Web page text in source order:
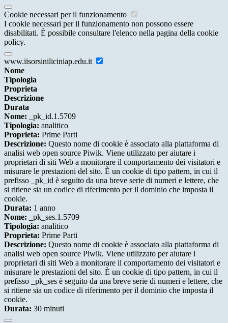
Cookie necessari per il funzionamento
I cookie necessari per il funzionamento non possono essere
disabilitati. È possibile consultare l'elenco nella pagina della cookie
policy.
www.iisorsiniliciniap.edu.it
Nome
Tipologia
Proprieta
Descrizione
Durata
Nome: _pk_id.1.5709
Tipologia: analitico
Proprieta: Prime Parti
Descrizione: Questo nome di cookie è associato alla piattaforma di
analisi web open source Piwik. Viene utilizzato per aiutare i
proprietari di siti Web a monitorare il comportamento dei visitatori e
misurare le prestazioni del sito. È un cookie di tipo pattern, in cui il
prefisso _pk_id è seguito da una breve serie di numeri e lettere, che
si ritiene sia un codice di riferimento per il dominio che imposta il
cookie.
Durata: 1 anno
Nome: _pk_ses.1.5709
Tipologia: analitico
Proprieta: Prime Parti
Descrizione: Questo nome di cookie è associato alla piattaforma di
analisi web open source Piwik. Viene utilizzato per aiutare i
proprietari di siti Web a monitorare il comportamento dei visitatori e
misurare le prestazioni del sito. È un cookie di tipo pattern, in cui il
prefisso _pk_ses è seguito da una breve serie di numeri e lettere, che
si ritiene sia un codice di riferimento per il dominio che imposta il
cookie.
Durata: 30 minuti